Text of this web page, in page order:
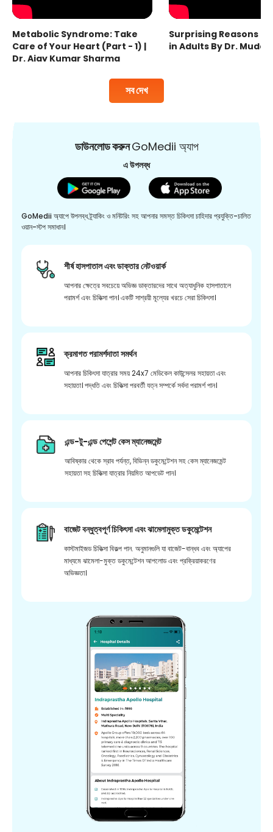
সব দেখ
Metabolic Syndrome: Take
Care of Your Heart (Part - 1) |
Dr. Ajay Kumar Sharma
Surprising Reasons
in Adults By Dr.
ডাউনলোড করুনGoMedii অ্যাপ
এ উপলব্ধ
GoMedii অ্যাপে উপলব্ধ ট্র্যাকিং ও মনিটরিং সহ আপনার সমস্ত চিকিৎসা চাহিদার প্রযুক্তি-চালিত
ওয়ান-স্টপ সমাধান।
শীর্ষ হাসপাতাল এবং ডাক্তার নেটওয়ার্ক
আপনার ক্ষেত্রে সবচেয়ে অভিজ্ঞ ডাক্তারদের সাথে অত্যাধুনিক হাসপাতালে
পরামর্শ এবং চিকিত্সা পান। একটি সাশ্রয়ী মূল্যের খরচে সেরা চিকিৎসা।
ক্রমাগত পরামর্শদাতা সমর্থন
আপনার চিকিৎসা যাত্রার সময় 24x7 মেডিকেল কাউন্সেলর সহায়তা এবং
সহায়তা। পদ্ধতি এবং চিকিত্সা পরবর্তী যত্ন সম্পর্কে সর্বদা পরামর্শ পান।
এন্ড-টু-এন্ড পেশেন্ট কেস ম্যানেজমেন্ট
আবিষ্কার থেকে স্রাব পর্যন্ত, বিভিন্ন ডকুমেন্টেশন সহ কেস ম্যানেজমেন্ট
সহায়তা সহ চিকিত্সা যাত্রার নিয়মিত আপডেট পান।
বাজেট বন্ধুত্বপূর্ণ চিকিৎসা এবং ঝামেলামুক্ত ডকুমেন্টেশন
কাস্টমাইজড চিকিত্সা বিকল্প পান. অনুমানগুলি যা বাজেট-বান্ধব এবং অ্যাপের
মাধ্যমে ঝামেলা-মুক্ত ডকুমেন্টেশন আপলোড এবং প্রক্রিয়াকরণের
অভিজ্ঞতা।